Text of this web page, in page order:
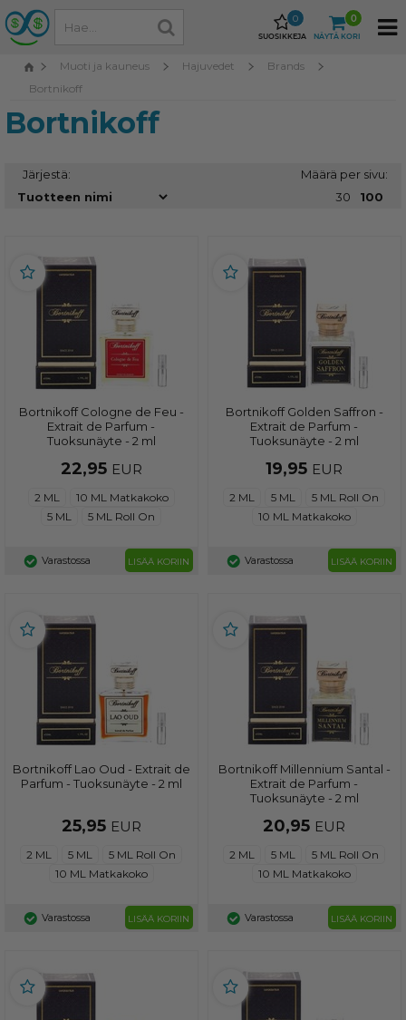
SUOSIKKEJA
0
NÄYTÄ KORI
0
Muoti ja kauneus Hajuvedet
Brands
Bortnikoff
Bortnikoff
Järjestä:
Määrä per sivu:
30
100
Bortnikoff Cologne de Feu -
Extrait de Parfum -
Tuoksunäyte - 2 ml
22,95 EUR
2 ML
10 ML Matkakoko
5 ML
5 ML Roll On
Varastossa LISÄÄ KORIIN
Bortnikoff Golden Saffron -
Extrait de Parfum -
Tuoksunäyte - 2 ml
19,95 EUR
2 ML 5 ML
5 ML Roll On
10 ML Matkakoko
Varastossa LISÄÄ KORIIN
Bortnikoff Lao Oud - Extrait de
Parfum - Tuoksunäyte - 2 ml
25,95 EUR
2 ML 5 ML
5 ML Roll On
10 ML Matkakoko
Varastossa LISÄÄ KORIIN
Bortnikoff Millennium Santal -
Extrait de Parfum -
Tuoksunäyte - 2 ml
20,95 EUR
2 ML 5 ML
5 ML Roll On
10 ML Matkakoko
Varastossa LISÄÄ KORIIN